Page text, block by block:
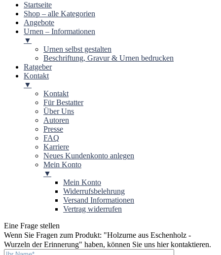
Startseite
Shop – alle Kategorien
Angebote
Urnen – Informationen
▼
Urnen selbst gestalten
Beschriftung, Gravur & Urnen bedrucken
Ratgeber
Kontakt
▼
Kontakt
Für Bestatter
Über Uns
Autoren
Presse
FAQ
Karriere
Neues Kundenkonto anlegen
Mein Konto
▼
Mein Konto
Widerrufsbelehrung
Versand Informationen
Vertrag widerrufen
Eine Frage stellen
Wenn Sie Fragen zum Produkt: "Holzurne aus Eschenholz -
Wurzeln der Erinnerung" haben, können Sie uns hier kontaktieren.